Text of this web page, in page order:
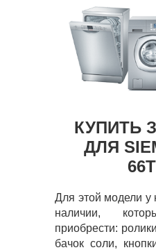
КУПИТЬ
ДЛЯ
Для этой модели у
наличии,
приобрести:
бачок соли,